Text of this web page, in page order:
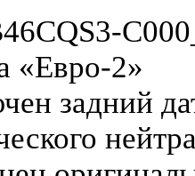
«Евро-2»
задний